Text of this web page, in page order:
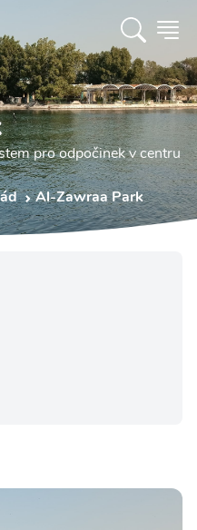
pro odpočinek v centru
Al-Zawraa Park